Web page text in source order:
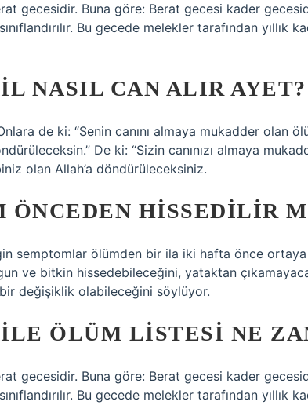
gecesidir. Buna göre: Berat gecesi kader
Bu gecede melekler tarafından yıllık
NASIL CAN ALIR AYET?
de ki: “Senin canını almaya mukadder olan
De ki: “Sizin canınızı almaya
olan Allah’a döndürüleceksiniz.
ÖNCEDEN HISSEDILIR
semptomlar ölümden bir ila iki hafta önce
ve bitkin hissedebileceğini, yataktan
değişiklik olabileceğini söylüyor.
ÖLÜM LISTESI NE
gecesidir. Buna göre: Berat gecesi kader
Bu gecede melekler tarafından yıllık